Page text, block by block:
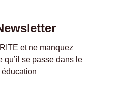
et ne manquez
qu’il se passe dans le